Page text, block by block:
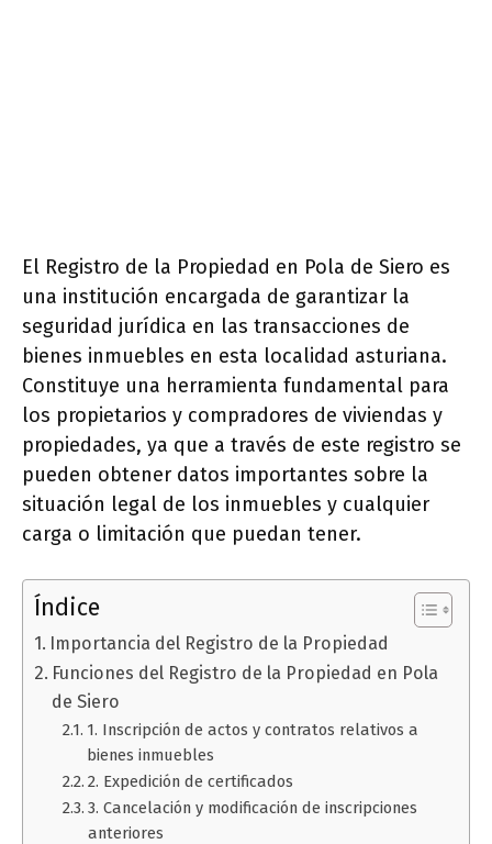
El Registro de la Propiedad en Pola de Siero es
una institución encargada de garantizar la
seguridad jurídica en las transacciones de
bienes inmuebles en esta localidad asturiana.
Constituye una herramienta fundamental para
los propietarios y compradores de viviendas y
propiedades, ya que a través de este registro se
pueden obtener datos importantes sobre la
situación legal de los inmuebles y cualquier
carga o limitación que puedan tener.
Índice
Importancia del Registro de la Propiedad
Funciones del Registro de la Propiedad en Pola
de Siero
1. Inscripción de actos y contratos relativos a
bienes inmuebles
2. Expedición de certificados
3. Cancelación y modificación de inscripciones
anteriores